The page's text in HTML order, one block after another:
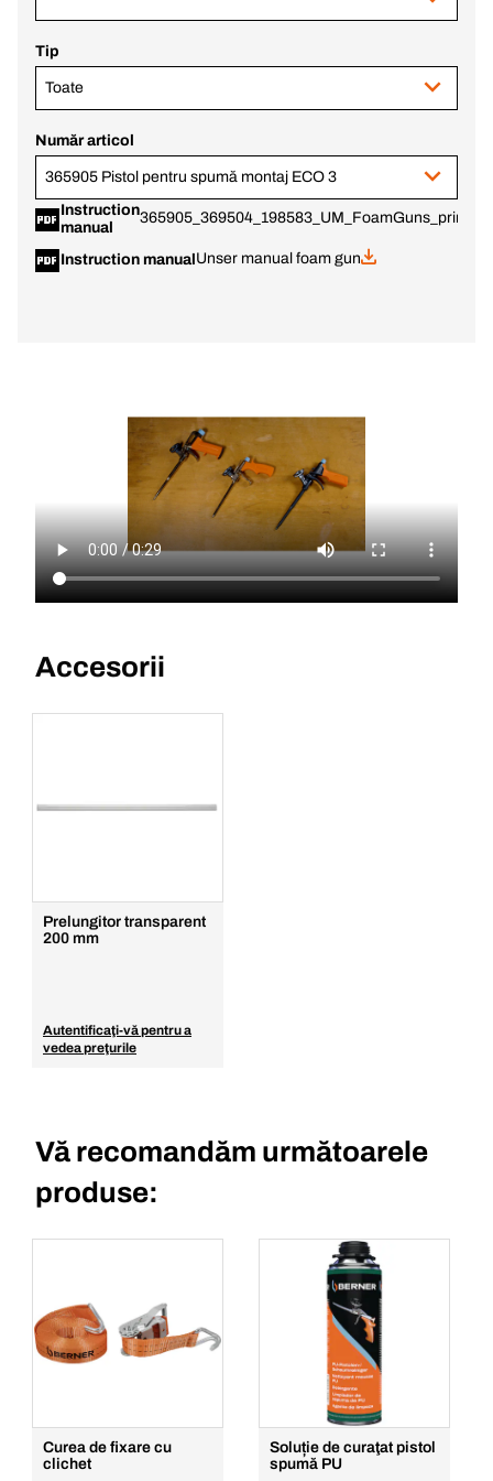
Tip
Toate
Număr articol
365905 Pistol pentru spumă montaj ECO 3
Instruction
manual
Instruction manual Unser manual foam gun
Accesorii
Prelungitor transparent
200 mm
Autentificaţi-vă pentru a
vedea preţurile
Vă recomandăm următoarele
produse:
Curea de fixare cu
clichet
Soluție de curaţat pistol
spumă PU